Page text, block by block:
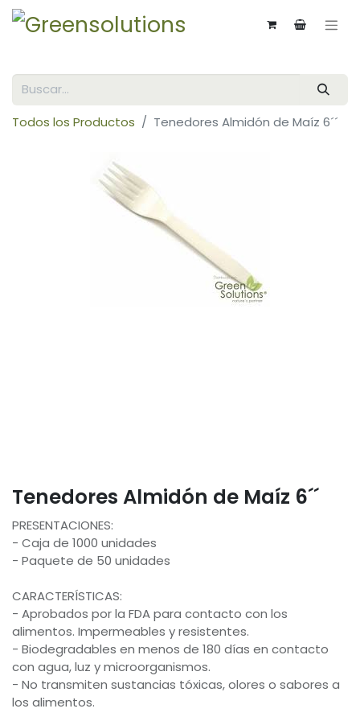
Todos los Productos Tenedores Almidón de Maíz 6´´
Tenedores Almidón de Maíz 6´´
PRESENTACIONES:
- Caja de 1000 unidades
- Paquete de 50 unidades
CARACTERÍSTICAS:
- Aprobados por la FDA para contacto con los
alimentos. Impermeables y resistentes.
- Biodegradables en menos de 180 días en contacto
con agua, luz y microorganismos.
- No transmiten sustancias tóxicas, olores o sabores a
los alimentos.